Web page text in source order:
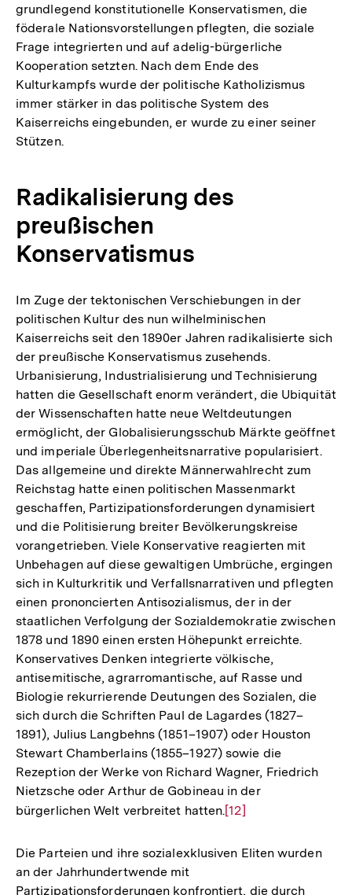
grundlegend konstitutionelle Konservatismen, die
föderale Nationsvorstellungen pflegten, die soziale
Frage integrierten und auf adelig-bürgerliche
Kooperation setzten. Nach dem Ende des
Kulturkampfs wurde der politische Katholizismus
immer stärker in das politische System des
Kaiserreichs eingebunden, er wurde zu einer seiner
Stützen.
Radikalisierung des
preußischen
Konservatismus
Im Zuge der tektonischen Verschiebungen in der
politischen Kultur des nun wilhelminischen
Kaiserreichs seit den 1890er Jahren radikalisierte sich
der preußische Konservatismus zusehends.
Urbanisierung, Industrialisierung und Technisierung
hatten die Gesellschaft enorm verändert, die Ubiquität
der Wissenschaften hatte neue Weltdeutungen
ermöglicht, der Globalisierungsschub Märkte geöffnet
und imperiale Überlegenheitsnarrative popularisiert.
Das allgemeine und direkte Männerwahlrecht zum
Reichstag hatte einen politischen Massenmarkt
geschaffen, Partizipationsforderungen dynamisiert
und die Politisierung breiter Bevölkerungskreise
vorangetrieben. Viele Konservative reagierten mit
Unbehagen auf diese gewaltigen Umbrüche, ergingen
sich in Kulturkritik und Verfallsnarrativen und pflegten
einen prononcierten Antisozialismus, der in der
staatlichen Verfolgung der Sozialdemokratie zwischen
1878 und 1890 einen ersten Höhepunkt erreichte.
Konservatives Denken integrierte völkische,
antisemitische, agrarromantische, auf Rasse und
Biologie rekurrierende Deutungen des Sozialen, die
sich durch die Schriften Paul de Lagardes (1827–
1891), Julius Langbehns (1851–1907) oder Houston
Stewart Chamberlains (1855–1927) sowie die
Rezeption der Werke von Richard Wagner, Friedrich
Nietzsche oder Arthur de Gobineau in der
bürgerlichen Welt verbreitet hatten.Zur
der
[12]
Die Parteien und ihre sozialexklusiven Eliten wurden
an der Jahrhundertwende mit
Partizipationsforderungen konfrontiert, die durch